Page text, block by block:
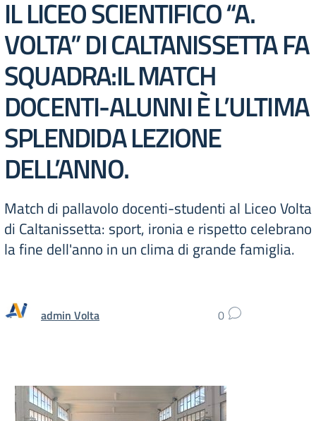
IL LICEO SCIENTIFICO “A.
VOLTA” DI CALTANISSETTA FA
SQUADRA:IL MATCH
DOCENTI-ALUNNI È L’ULTIMA
SPLENDIDA LEZIONE
DELL’ANNO.
Match di pallavolo docenti-studenti al Liceo Volta
di Caltanissetta: sport, ironia e rispetto celebrano
la fine dell'anno in un clima di grande famiglia.
admin Volta 0